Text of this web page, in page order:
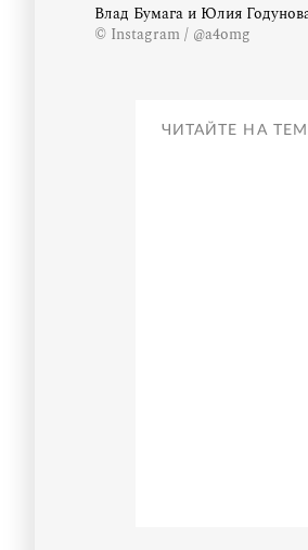
Влад Бумага и Юлия
© Instagram / @a4omg
ЧИТАЙТЕ НА